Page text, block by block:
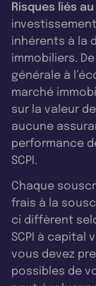
Risques liés
inhérents à la
immobiliers.
générale à
marché
sur la valeur
aucune
performance
SCPI.
Chaque
frais à la
ci diffèrent
SCPI à capital
vous devez
possibles de